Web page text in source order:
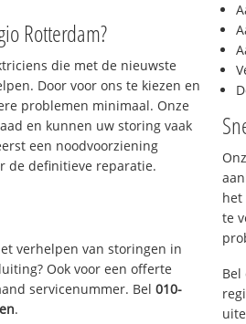
Rotterdam?
die met de nieuwste
Door voor ons te kiezen en
problemen minimaal. Onze
en kunnen uw storing vaak
een noodvoorziening
de definitieve reparatie.
verhelpen van storingen in
Ook voor een offerte
servicenummer. Bel010-
.
het
te
Bel